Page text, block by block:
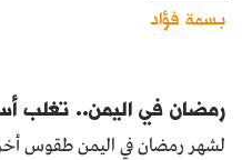
بسمة فؤاد
رمضان في اليمن.. تغلب
لشهر رمضان في اليمن طقوس